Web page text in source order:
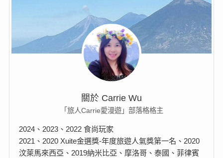
關於 Carrie Wu
「旅人Carrie愛漫遊」部落格格主
2024、2023、2022 食尚玩家
2021、2020 Xuite金選獎-年度旅遊人氣獎第一名、2020
汶萊馬來西亞、2019納米比亞、摩洛哥、泰國、菲律賓